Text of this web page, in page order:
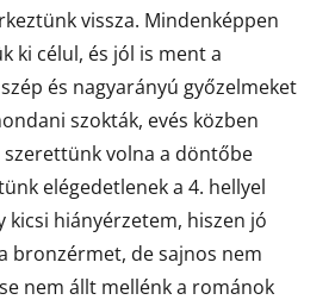
vissza. Mindenképpen
ki célul, és jól is ment a
és nagyarányú győzelmeket
szokták, evés közben
szerettünk volna a döntőbe
elégedetlenek a 4. hellyel
kicsi hiányérzetem, hiszen jó
bronzérmet, de sajnos nem
nem állt mellénk a románok